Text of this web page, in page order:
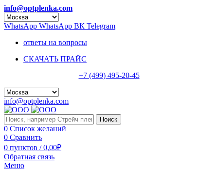
info@optplenka.com
WhatsApp WhatsApp ВК Telegram
ответы на вопросы
СКАЧАТЬ ПРАЙС
+7 (499) 495-20-45
info@optplenka.com
Поиск
0 Список желаний
0 Сравнить
0 пунктов / 0,00₽
Обратная связь
Меню